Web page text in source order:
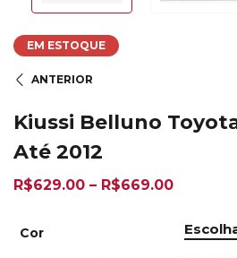
EM ESTOQUE
ANTERIOR
Kiussi Belluno
Até 2012
R$629.00 – R$669.00
Cor